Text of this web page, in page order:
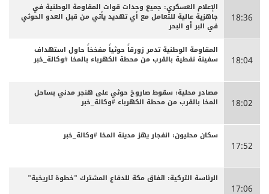
18:36
الإعلام العسكري: جميع وحدات قوات المقاومة الوطنية في
جاهزية عالية للتعامل مع أي تهديد يأتي من قبل العدو الحوثي
في البر أو البحر
18:04
المقاومة الوطنية تدمر زورقاً حوثياً مفخخاً حاول استهداف
سفينة نفطية بالقرب من محطة الكهرباء بالمخا #وكالة_خبر
18:02
مصادر محلية: سقوط صاروخ حوثي على هنجر مدني بساحل
المخا بالقرب من محطة الكهرباء #وكالة_خبر
17:52
سكان محليون: انفجار يهز مدينة المخا #وكالة_خبر
17:06
الرئاسة التركية: اتفاق مكة للدفاع المشترك "خطوة تاريخية"